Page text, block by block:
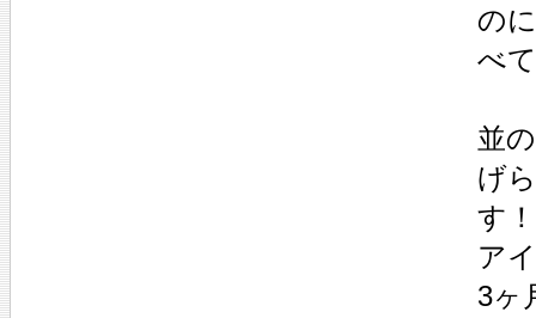
の
べ
並
げ
す
ア
3ヶ